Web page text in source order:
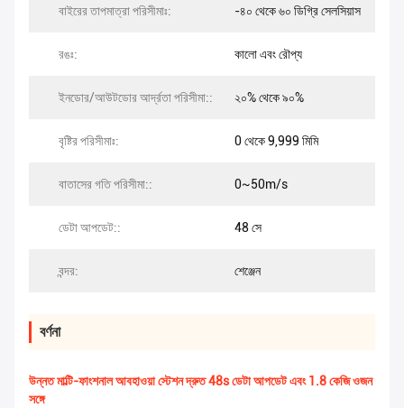
বাইরের তাপমাত্রা পরিসীমাঃ: -৪০ থেকে ৬০ ডিগ্রি সেলসিয়াস
রঙঃ: কালো এবং রৌপ্য
ইনডোর/আউটডোর আর্দ্রতা পরিসীমা:: ২০% থেকে ৯০%
বৃষ্টির পরিসীমাঃ: 0 থেকে 9,999 মিমি
বাতাসের গতি পরিসীমা:: 0~50m/s
ডেটা আপডেট:: 48 সে
বন্দর: শেঞ্জেন
বর্ণনা
উন্নত মাল্টি-ফাংশনাল আবহাওয়া স্টেশন দ্রুত 48s ডেটা আপডেট এবং 1.8 কেজি ওজন
সঙ্গে